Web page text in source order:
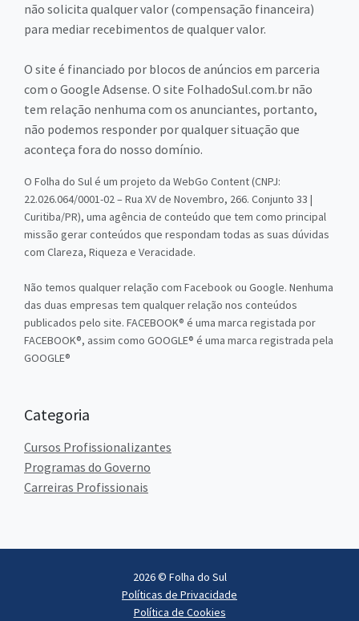
não solicita qualquer valor (compensação financeira)
para mediar recebimentos de qualquer valor.
O site é financiado por blocos de anúncios em parceria
com o Google Adsense. O site FolhadoSul.com.br não
tem relação nenhuma com os anunciantes, portanto,
não podemos responder por qualquer situação que
aconteça fora do nosso domínio.
O Folha do Sul é um projeto da WebGo Content (CNPJ:
22.026.064/0001-02 – Rua XV de Novembro, 266. Conjunto 33 |
Curitiba/PR), uma agência de conteúdo que tem como principal
missão gerar conteúdos que respondam todas as suas dúvidas
com Clareza, Riqueza e Veracidade.
Não temos qualquer relação com Facebook ou Google. Nenhuma
das duas empresas tem qualquer relação nos conteúdos
publicados pelo site. FACEBOOK® é uma marca registada por
FACEBOOK®, assim como GOOGLE® é uma marca registrada pela
GOOGLE®
Categoria
Cursos Profissionalizantes
Programas do Governo
Carreiras Profissionais
2026 © Folha do Sul
Políticas de Privacidade
Política de Cookies